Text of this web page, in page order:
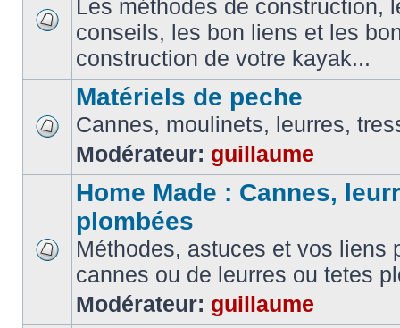
Les méthodes de construction,
conseils, les bon liens et les
construction de votre kayak...
Matériels de peche
Cannes, moulinets, leurres,
Modérateur: guillaume
Home Made : Cannes,
plombées
Méthodes, astuces et vos liens
cannes ou de leurres ou tetes
Modérateur: guillaume